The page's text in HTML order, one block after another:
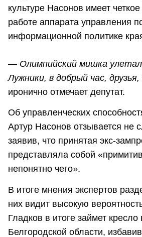
культуре Насонов имеет
работе аппарата управления
информационной политике
— Олимпийский мишка
Лужники, в добрый час,
иронично отмечает депутат.
Об управленческих
Артур Насонов отзывается не
заявив, что принятая экс-
представляла собой
непонятно чего».
В итоге мнения экспертов
них видит высокую
Гладков в итоге займет кресло
Белгородской области,